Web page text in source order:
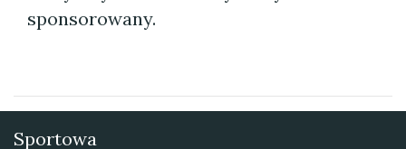
sponsorowany.
Sportowa